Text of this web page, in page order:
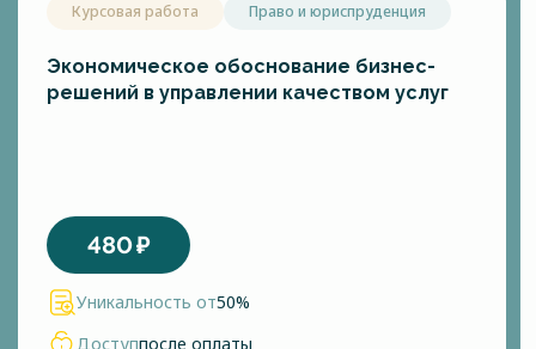
Курсовая работа Право и юриспруденция
Экономическое обоснование бизнес-
решений в управлении качеством услуг
480₽
Уникальность от50%
Доступпосле оплаты